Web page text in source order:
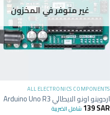
غير متوفر في المخزون
ALL ELECTRONICS COMPONENTS
اردوينو اونو الايطالي Arduino Uno R3
139SAR شامل الضريبة